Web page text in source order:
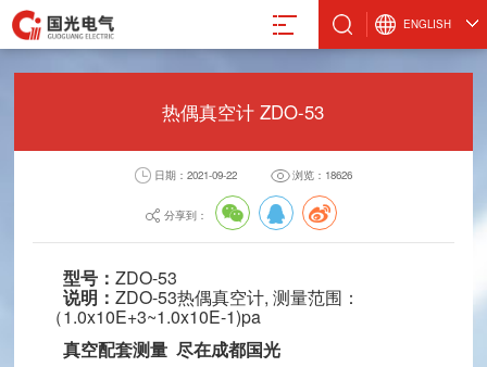
ENGLISH
真空应用设备
真空部件
飞机厨房设备
微波设备
微波波导元件
封装外壳产品
激光治疗仪
激光管激光电源
合金材料
热偶真空计 ZDO-53
日期：2021-09-22 浏览：18626
分享到：
型号： ZDO-53
说明： ZDO-53热偶真空计, 测量范围：
（1.0x10E+3~1.0x10E-1)pa
真空配套测量 尽在成都国光